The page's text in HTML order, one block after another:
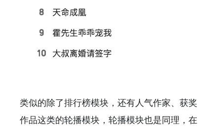
类似的除了排行榜模块，还有人气作家、获奖
作品这类的轮播模块，轮播模块也是同理，在